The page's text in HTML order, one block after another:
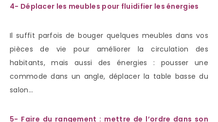
4- Déplacer les meubles pour fluidifier les énergies
Il suffit parfois de bouger quelques meubles dans vos
pièces de vie pour améliorer la circulation des
habitants, mais aussi des énergies : pousser une
commode dans un angle, déplacer la table basse du
salon…
5- Faire du rangement : mettre de l’ordre dans son